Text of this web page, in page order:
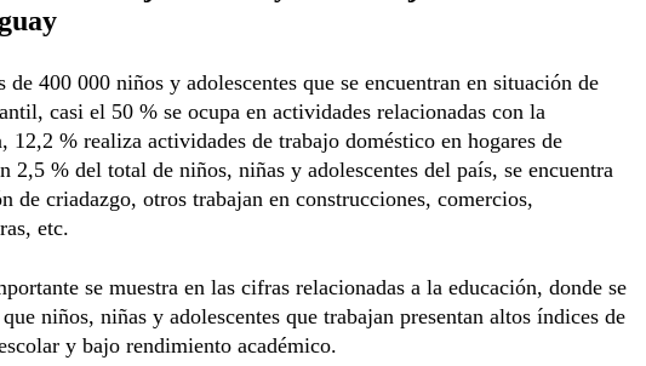
de 400 000 niños y adolescentes que se encuentran en situación de
casi el 50 % se ocupa en actividades relacionadas con la
12,2 % realiza actividades de trabajo doméstico en hogares de
2,5 % del total de niños, niñas y adolescentes del país, se encuentra
de criadazgo, otros trabajan en construcciones, comercios,
etc.
se muestra en las cifras relacionadas a la educación, donde se
niños, niñas y adolescentes que trabajan presentan altos índices de
y bajo rendimiento académico.